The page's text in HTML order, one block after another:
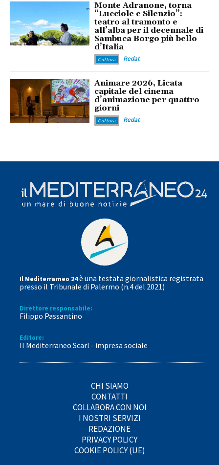
Monte Adranone, torna
“Lucciole e Silenzio”:
teatro al tramonto e
all’alba per il decennale di
Sambuca Borgo più bello
d’Italia
Cultura Redat
Animare 2026, Licata
capitale del cinema
d’animazione per quattro
giorni
Cultura Redat
Il Mediterrarneo 24è una testata giornalistica registrata
presso il Tribunale di Palermo (n.4 del 2021)
Direttore responsabile:
Filippo Passantino
Editore:
Il Mediterraneo Scarl - impresa sociale
CHI SIAMO
CONTATTI
COLLABORA CON NOI
I NOSTRI SERVIZI
REDAZIONE
PRIVACY POLICY
COOKIE POLICY (UE)